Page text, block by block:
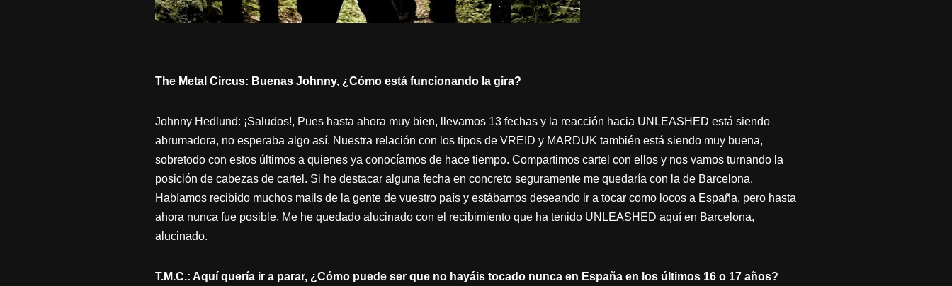
The Metal Circus: Buenas Johnny, ¿Cómo está funcionando la gira?
Johnny Hedlund: ¡Saludos!, Pues hasta ahora muy bien, llevamos 13 fechas y la reacción hacia UNLEASHED está siendo
abrumadora, no esperaba algo así. Nuestra relación con los tipos de VREID y MARDUK también está siendo muy buena,
sobretodo con estos últimos a quienes ya conocíamos de hace tiempo. Compartimos cartel con ellos y nos vamos turnando la
posición de cabezas de cartel. Si he destacar alguna fecha en concreto seguramente me quedaría con la de Barcelona.
Habíamos recibido muchos mails de la gente de vuestro país y estábamos deseando ir a tocar como locos a España, pero hasta
ahora nunca fue posible. Me he quedado alucinado con el recibimiento que ha tenido UNLEASHED aquí en Barcelona,
alucinado.
T.M.C.: Aquí quería ir a parar, ¿Cómo puede ser que no hayáis tocado nunca en España en los últimos 16 o 17 años?